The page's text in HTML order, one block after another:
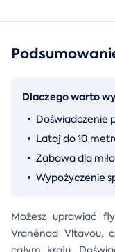
Dlaczego warto
Doświadczenie
Lataj do 10
Zabawa dla
Wypożyczenie
Możesz uprawiać
Vranénad Vltavou,